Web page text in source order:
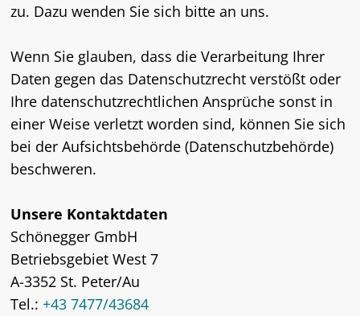
zu. Dazu wenden Sie sich bitte an uns.
Wenn Sie glauben, dass die Verarbeitung Ihrer
Daten gegen das Datenschutzrecht verstößt oder
Ihre datenschutzrechtlichen Ansprüche sonst in
einer Weise verletzt worden sind, können Sie sich
bei der Aufsichtsbehörde (Datenschutzbehörde)
beschweren.
Unsere Kontaktdaten
Schönegger GmbH
Betriebsgebiet West 7
A-3352 St. Peter/Au
Tel.:+43 7477/43684